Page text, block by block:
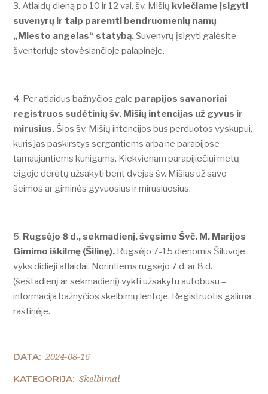
Atlaidų dieną po 10 ir 12 val. šv. Mišių kviečiame įsigyti
suvenyrų ir taip paremti bendruomenių namų
„Miesto angelas“ statybą.Suvenyrų įsigyti galėsite
šventoriuje stovėsiančioje palapinėje.
Per atlaidus bažnyčios gale parapijos savanoriai
registruos sudėtinių šv. Mišių intencijas už gyvus ir
mirusius. Šios šv. Mišių intencijos bus perduotos vyskupui,
kuris jas paskirstys sergantiems arba ne parapijose
tarnaujantiems kunigams. Kiekvienam parapijiečiui metų
eigoje derėtų užsakyti bent dvejas šv. Mišias už savo
šeimos ar giminės gyvuosius ir mirusiuosius.
Rugsėjo 8 d., sekmadienį, švęsime Švč. M. Marijos
Gimimo iškilmę (Šilinę). Rugsėjo 7-15 dienomis Šiluvoje
vyks didieji atlaidai. Norintiems rugsėjo 7 d. ar 8 d.
(šeštadienį ar sekmadienį) vykti užsakytu autobusu –
informacija bažnyčios skelbimų lentoje. Registruotis galima
raštinėje.
DATA: 2024-08-16
KATEGORIJA: Skelbimai